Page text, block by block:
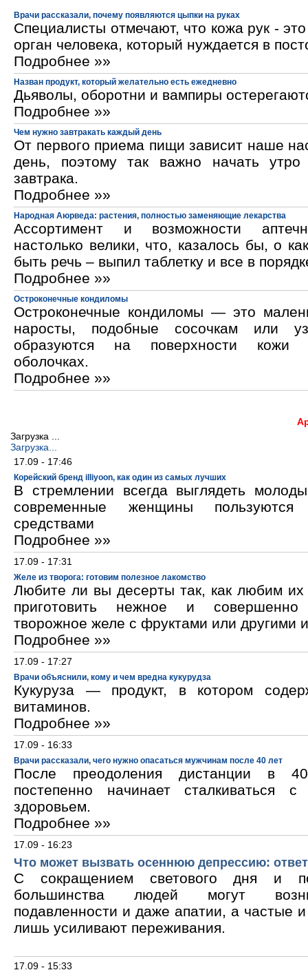
Врачи рассказали, почему появляются цыпки на руках
Специалисты отмечают, что кожа рук -
орган человека, который нуждается в
Подробнее »»
Назван продукт, который желательно есть ежедневно
Дьяволы, оборотни и вампиры
Подробнее »»
Чем нужно завтракать каждый день
От первого приема пищи зависит наше
день, поэтому так важно начать утро
завтрака.
Подробнее »»
Народная Аюрведа: растения, полностью заменяющие лекарства
Ассортимент и возможности
настолько велики, что, казалось бы, о
быть речь – выпил таблетку и все в
Подробнее »»
Остроконечные кондиломы
Остроконечные кондиломы — это
наросты, подобные сосочкам или
образуются на поверхности кожи
оболочках.
Подробнее »»
Загрузка ...
Загрузка...
17.09 - 17:46
Корейский бренд illiyoon, как один из самых лучших
В стремлении всегда выглядеть
современные женщины пользуются
средствами
Подробнее »»
17.09 - 17:31
Желе из творога: готовим полезное лакомство
Любите ли вы десерты так, как любим
приготовить нежное и
творожное желе с фруктами или другими
Подробнее »»
17.09 - 17:27
Врачи объяснили, кому и чем вредна кукурудза
Кукуруза — продукт, в котором
витаминов.
Подробнее »»
17.09 - 16:33
Врачи рассказали, чего нужно опасаться мужчинам после 40 лет
После преодоления дистанции в
постепенно начинает сталкиваться
здоровьем.
Подробнее »»
17.09 - 16:23
Что может вызвать осеннюю депрессию:
С сокращением светового дня и
большинства людей могут
подавленности и даже апатии, а частые
лишь усиливают переживания.
17.09 - 15:33